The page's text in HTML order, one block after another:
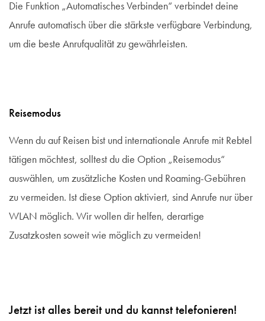
Die Funktion „Automatisches Verbinden“ verbindet deine
Anrufe automatisch über die stärkste verfügbare Verbindung,
um die beste Anrufqualität zu gewährleisten.
Reisemodus
Wenn du auf Reisen bist und internationale Anrufe mit Rebtel
tätigen möchtest, solltest du die Option „Reisemodus“
auswählen, um zusätzliche Kosten und Roaming-Gebühren
zu vermeiden. Ist diese Option aktiviert, sind Anrufe nur über
WLAN möglich. Wir wollen dir helfen, derartige
Zusatzkosten soweit wie möglich zu vermeiden!
Jetzt ist alles bereit und du kannst telefonieren!